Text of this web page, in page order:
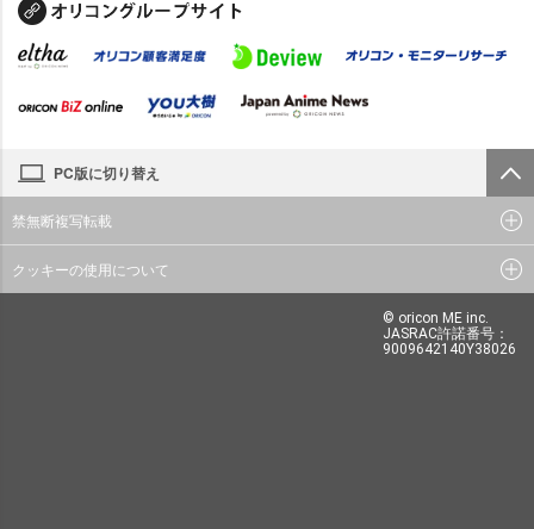
PC版に切り替え
禁無断複写転載
クッキーの使用について
© oricon ME inc.
JASRAC許諾番号：
9009642140Y38026